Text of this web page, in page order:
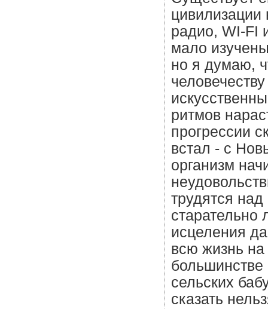
цивилизации
радио, WI-FI
мало
но я думаю,
ритмов
прогрессии
встал - с
организм
трудятся
старательно
исцеления
всю жизнь
большинстве
сельских
сказать